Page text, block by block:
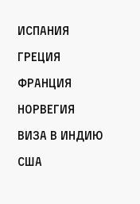
Испания
Греция
Франция
Норвегия
Виза в Индию
США